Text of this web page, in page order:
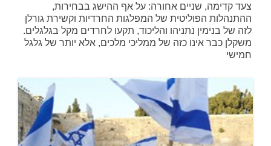
צעד קדימה, שניים אחורה: על אף ההישג בבחירות,
ההתנהלות הפוליטית של המפלגות החרדיות וקשירת גורלן
לזה של בנימין נתניהו והליכוד, תקעו לחרדים מקל בגלגלים.
משקלן כבר אינו כזה של ממליכי מלכים, אלא יותר של גלגל
חמישי